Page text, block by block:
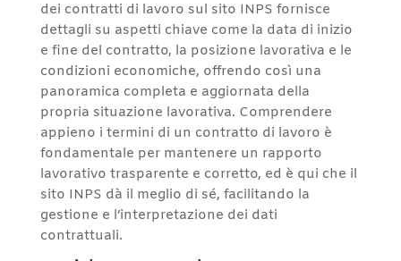
dei contratti di lavoro sul sito INPS fornisce
dettagli su aspetti chiave come la data di inizio
e fine del contratto, la posizione lavorativa e le
condizioni economiche, offrendo così una
panoramica completa e aggiornata della
propria situazione lavorativa. Comprendere
appieno i termini di un contratto di lavoro è
fondamentale per mantenere un rapporto
lavorativo trasparente e corretto, ed è qui che il
sito INPS dà il meglio di sé, facilitando la
gestione e l’interpretazione dei dati
contrattuali.